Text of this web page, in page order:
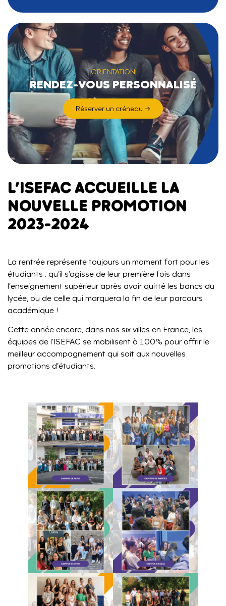
L’ISEFAC ACCUEILLE LA
NOUVELLE PROMOTION
2023-2024
La rentrée représente toujours un moment fort pour les
étudiants : qu’il s’agisse de leur première fois dans
l’enseignement supérieur après avoir quitté les bancs du
lycée, ou de celle qui marquera la fin de leur parcours
académique !
Cette année encore, dans nos six villes en France, les
équipes de l’ISEFAC se mobilisent à 100% pour offrir le
meilleur accompagnement qui soit aux nouvelles
promotions d’étudiants.
ORIENTATION
RENDEZ-VOUS PERSONNALISÉ
Réserver un créneau →